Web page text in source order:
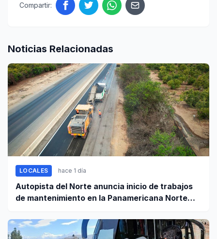
Compartir:
Noticias Relacionadas
LOCALES hace 1 día
Autopista del Norte anuncia inicio de trabajos
de mantenimiento en la Panamericana Norte